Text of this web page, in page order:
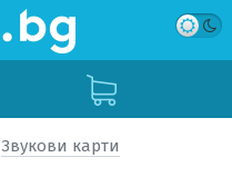
Звукови карти